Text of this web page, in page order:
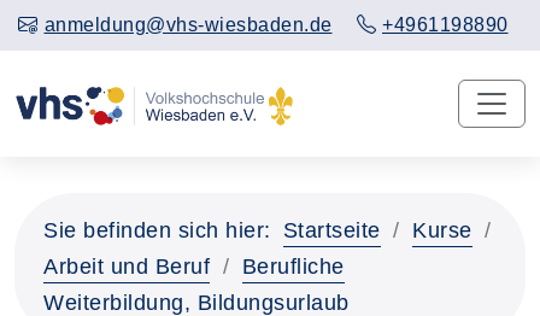
anmeldung@vhs-wiesbaden.de +4961198890
Sie befinden sich hier: Startseite
Kurse
Arbeit und Beruf
Berufliche
Weiterbildung, Bildungsurlaub